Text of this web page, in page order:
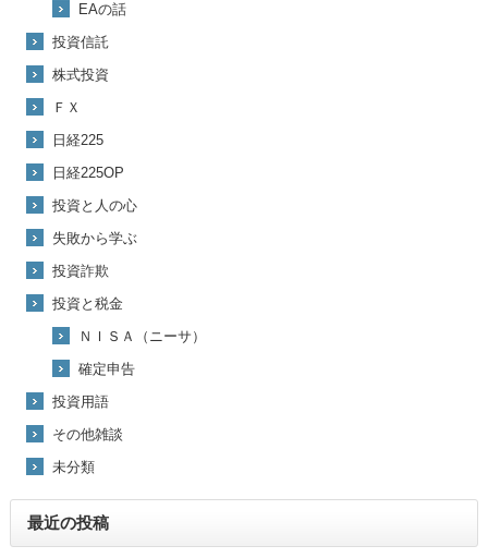
EAの話
投資信託
株式投資
ＦＸ
日経225
日経225OP
投資と人の心
失敗から学ぶ
投資詐欺
投資と税金
ＮＩＳＡ（ニーサ）
確定申告
投資用語
その他雑談
未分類
最近の投稿